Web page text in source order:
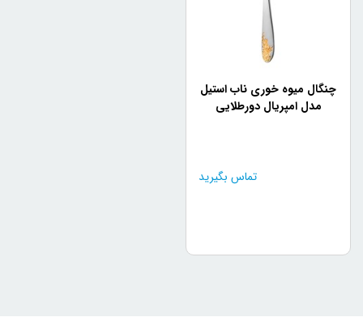
چنگال میوه خوری ناب استیل
مدل امپریال دورطلایی
تماس بگیرید